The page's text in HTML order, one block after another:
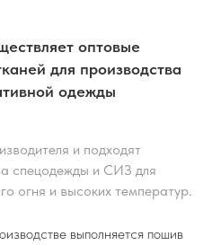
оптовые
для производства
одежды
и подходят
спецодежды и СИЗ для
огня и высоких температур.
выполняется пошив